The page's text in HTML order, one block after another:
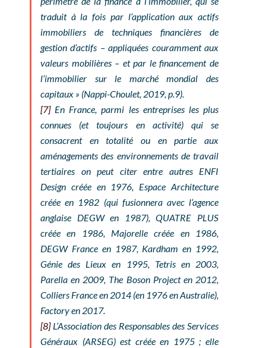
traduit à la fois par l’application aux actifs
immobiliers de techniques financières de
gestion d’actifs – appliquées couramment aux
valeurs mobilières – et par le financement de
l’immobilier sur le marché mondial des
capitaux » (Nappi-Choulet, 2019, p.9).
[7]En France, parmi les entreprises les plus
connues (et toujours en activité) qui se
consacrent en totalité ou en partie aux
aménagements des environnements de travail
tertiaires on peut citer entre autres ENFI
Design créée en 1976, Espace Architecture
créée en 1982 (qui fusionnera avec l’agence
anglaise DEGW en 1987), QUATRE PLUS
créée en 1986, Majorelle créée en 1986,
DEGW France en 1987, Kardham en 1992,
Génie des Lieux en 1995, Tetris en 2003,
Parella en 2009, The Boson Project en 2012,
Colliers France en 2014 (en 1976 en Australie),
Factory en 2017.
[8]L’Association des Responsables des Services
Généraux (ARSEG) est créée en 1975 ; elle